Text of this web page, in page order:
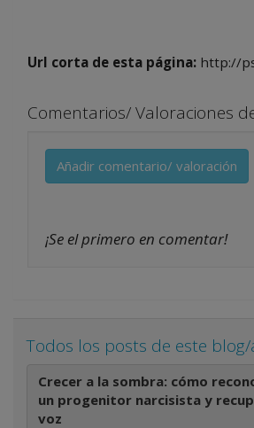
Url corta de esta página: http://
Comentarios/ Valoraciones
Añadir comentario/ valoración
¡Se el primero en comentar!
Todos los posts de este blog/
Crecer a la sombra: cómo
un progenitor narcisista y
voz